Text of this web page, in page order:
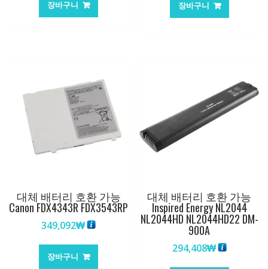
장바구니
격:
장바구니
대체 배터리 호환 가능
Canon FDX4343R FDX3543RP
349,092₩
장바구니
대체 배터리 호환 가능
Inspired Energy NL2044
NL2044HD NL2044HD22 DM-
900A
294,408₩